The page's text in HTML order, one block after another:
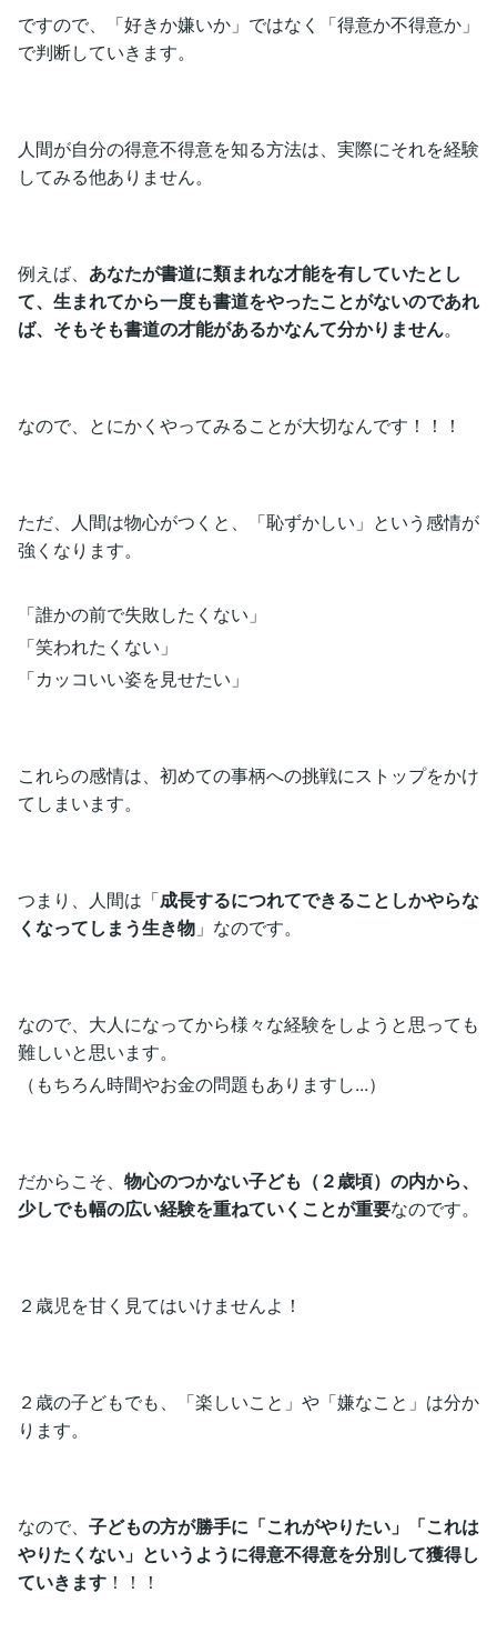
ですので、「好きか嫌いか」ではなく「得意か不得意か」
で判断していきます。
人間が自分の得意不得意を知る方法は、実際にそれを経験
してみる他ありません。
例えば、 あなたが書道に類まれな才能を有していたとし
て、生まれてから一度も書道をやったことがないのであれ
ば、そもそも書道の才能があるかなんて分かりません。
なので、とにかくやってみることが大切なんです！！！
ただ、人間は物心がつくと、「恥ずかしい」という感情が
強くなります。
「誰かの前で失敗したくない」
「笑われたくない」
「カッコいい姿を見せたい」
これらの感情は、初めての事柄への挑戦にストップをかけ
てしまいます。
つまり、人間は「成長するにつれてできることしかやらな
くなってしまう生き物 」なのです。
なので、大人になってから様々な経験をしようと思っても
難しいと思います。
（もちろん時間やお金の問題もありますし...）
だからこそ、 物心のつかない子ども（２歳頃）の内から、
少しでも幅の広い経験を重ねていくことが重要なのです。
２歳児を甘く見てはいけませんよ！
２歳の子どもでも、「楽しいこと」や「嫌なこと」は分か
ります。
なので、 子どもの方が勝手に「これがやりたい」「これは
やりたくない」というように得意不得意を分別して獲得し
ていきます ！！！